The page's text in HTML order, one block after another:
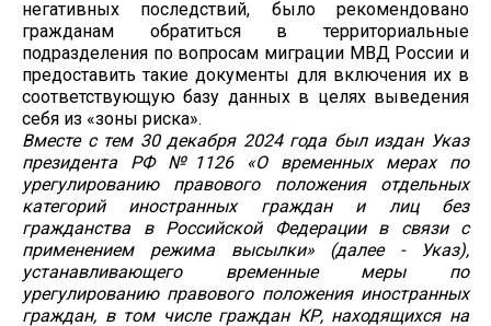
негативных последствий, было рекомендовано
гражданам обратиться в территориальные
подразделения по вопросам миграции МВД России и
предоставить такие документы для включения их в
соответствующую базу данных в целях выведения
себя из «зоны риска».
Вместе с тем 30 декабря 2024 года был издан Указ
президента РФ №1126 «О временных мерах по
урегулированию правового положения отдельных
категорий иностранных граждан и лиц без
гражданства в Российской Федерации в связи с
применением режима высылки» (далее - Указ),
устанавливающего временные меры по
урегулированию правового положения иностранных
граждан, в том числе граждан КР, находящихся на